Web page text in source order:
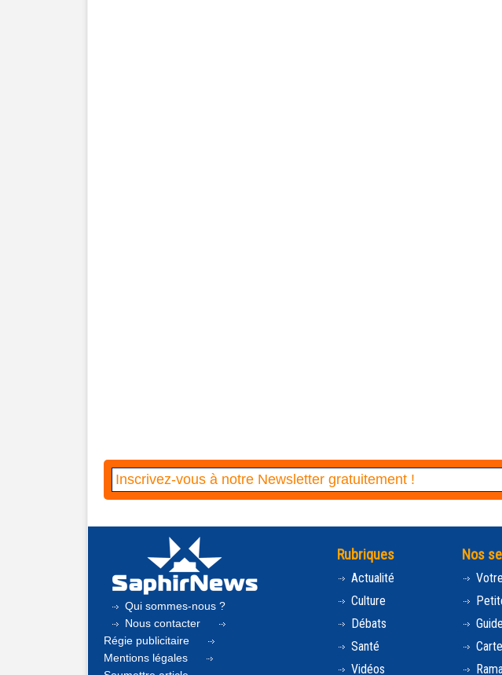
Qui sommes-nous ?
Nous contacter
Régie publicitaire
Mentions légales
Rubriques
Actualité
Culture
Débats
Santé
Vidéos
Nos